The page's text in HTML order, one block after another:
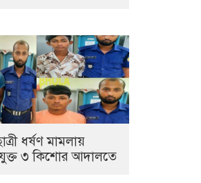
ধর্ষণ মামলায়
৩ কিশোর আদালতে